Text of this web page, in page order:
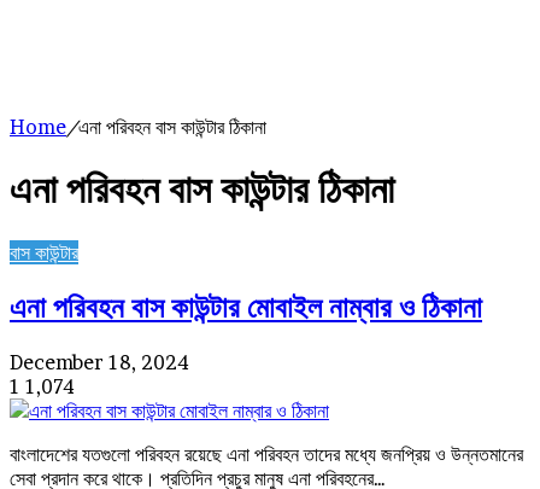
Home/এনা পরিবহন বাস কাউন্টার ঠিকানা
এনা পরিবহন বাস কাউন্টার ঠিকানা
বাস কাউন্টার
এনা পরিবহন বাস কাউন্টার মোবাইল নাম্বার ও ঠিকানা
December 18, 2024
1 1,074
বাংলাদেশের যতগুলো পরিবহন রয়েছে এনা পরিবহন তাদের মধ্যে জনপ্রিয় ও উন্নতমানের
সেবা প্রদান করে থাকে। প্রতিদিন প্রচুর মানুষ এনা পরিবহনের…